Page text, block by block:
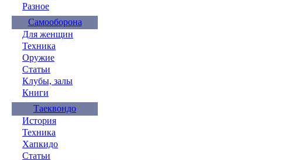
Разное
Самооборона
Для женщин
Техника
Оружие
Статьи
Клубы, залы
Книги
Таеквондо
История
Техника
Хапкидо
Статьи